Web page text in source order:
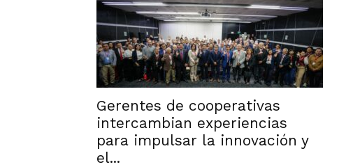
Gerentes de cooperativas
intercambian experiencias
para impulsar la innovación y
el...